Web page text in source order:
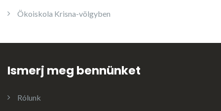
Ökoiskola Krisna-völgyben
Ismerj meg bennünket
Rólunk